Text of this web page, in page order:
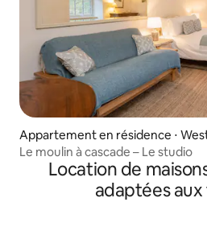
Appartement en résidence ⋅
Le moulin à cascade – Le studio
Location de
adaptées